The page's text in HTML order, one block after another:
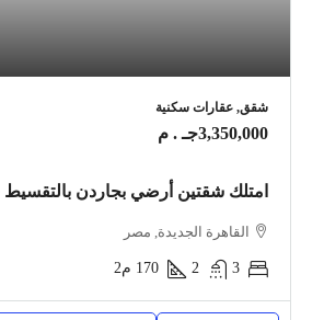
شقق, عقارات سكنية
3,350,000جـ . م
امتلك شقتين أرضي بجاردن
القاهرة الجديدة, مصر
3
2
170 م2